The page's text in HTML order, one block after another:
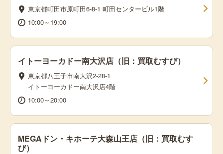
東京都町田市原町田6-8-1 町田センタービル1階
10:00～19:00
イトーヨーカドー南大沢店（旧：買取むすび）
東京都八王子市南大沢2-28-1
イトーヨーカドー南大沢店4階
10:00～20:00
MEGAドン・キホーテ大森山王店（旧：買取むす
び）